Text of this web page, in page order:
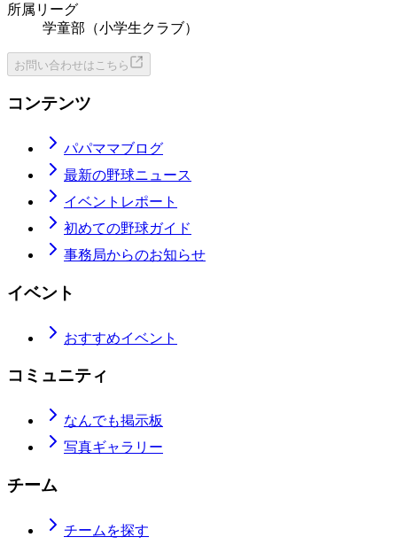
所属リーグ
学童部（小学生クラブ）
お問い合わせはこちら
コンテンツ
パパママブログ
最新の野球ニュース
イベントレポート
初めての野球ガイド
事務局からのお知らせ
イベント
おすすめイベント
コミュニティ
なんでも掲示板
写真ギャラリー
チーム
チームを探す